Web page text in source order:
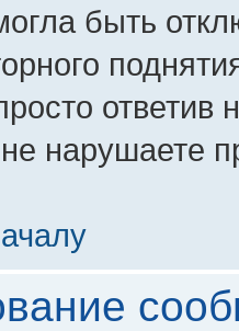
быть
ответив
нарушаете